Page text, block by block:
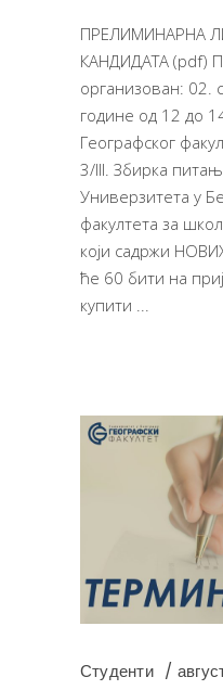
ПРЕЛИМИНАРНА
КАНДИДАТА (pdf)
организован: 02.
године од 12 до
Географског
3/III. Збирка
Универзитета у
факултета за
који садржи
ће 60 бити на
купити
Студенти